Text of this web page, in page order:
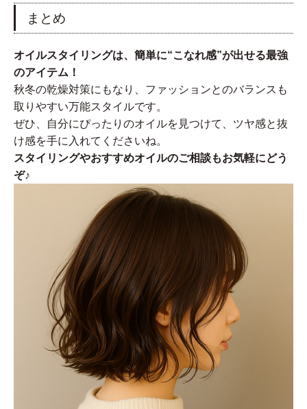
まとめ
オイルスタイリングは、簡単に“こなれ感”が出せる最強
のアイテム！
秋冬の乾燥対策にもなり、ファッションとのバランスも
取りやすい万能スタイルです。
ぜひ、自分にぴったりのオイルを見つけて、ツヤ感と抜
け感を手に入れてくださいね。
スタイリングやおすすめオイルのご相談もお気軽にどう
ぞ♪